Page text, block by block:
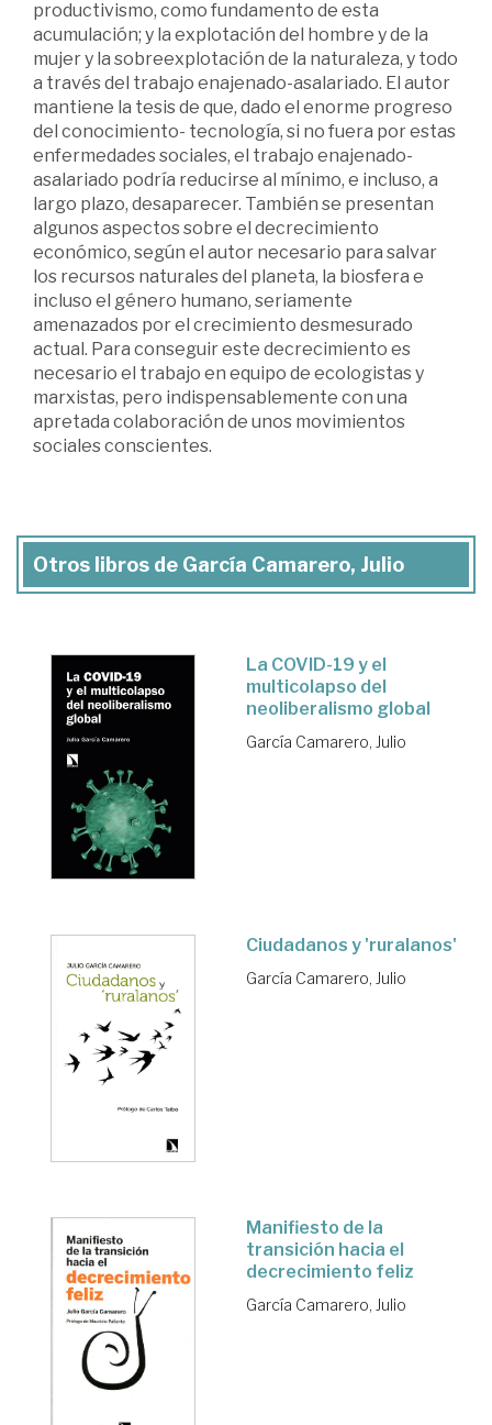
productivismo, como fundamento de esta
acumulación; y la explotación del hombre y de la
mujer y la sobreexplotación de la naturaleza, y todo
a través del trabajo enajenado-asalariado. El autor
mantiene la tesis de que, dado el enorme progreso
del conocimiento- tecnología, si no fuera por estas
enfermedades sociales, el trabajo enajenado-
asalariado podría reducirse al mínimo, e incluso, a
largo plazo, desaparecer. También se presentan
algunos aspectos sobre el decrecimiento
económico, según el autor necesario para salvar
los recursos naturales del planeta, la biosfera e
incluso el género humano, seriamente
amenazados por el crecimiento desmesurado
actual. Para conseguir este decrecimiento es
necesario el trabajo en equipo de ecologistas y
marxistas, pero indispensablemente con una
apretada colaboración de unos movimientos
sociales conscientes.
Otros libros de García Camarero, Julio
La COVID-19 y el
multicolapso del
neoliberalismo global
García Camarero, Julio
Ciudadanos y 'ruralanos'
García Camarero, Julio
Manifiesto de la
transición hacia el
decrecimiento feliz
García Camarero, Julio